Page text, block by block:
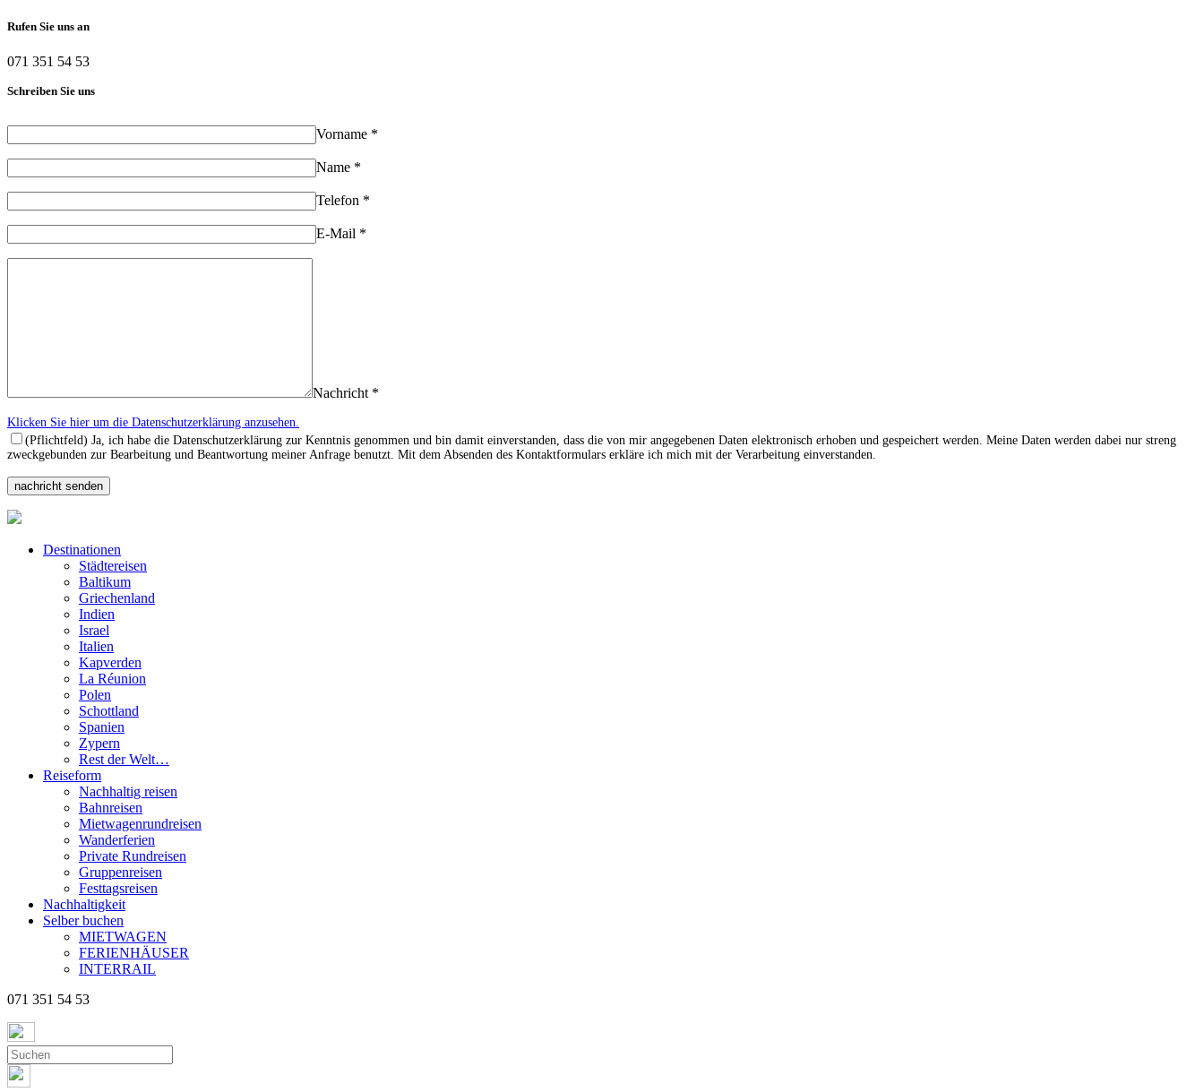
Rufen Sie uns an
071 351 54 53
Schreiben Sie uns
Vorname *
Name *
Telefon *
E-Mail *
Nachricht *
Klicken Sie hier um die Datenschutzerklärung anzusehen.
(Pflichtfeld) Ja, ich habe die Datenschutzerklärung zur Kenntnis genommen und bin damit einverstanden, dass die von mir angegebenen Daten elektronisch erhoben und gespeichert werden. Meine Daten werden dabei nur streng
zweckgebunden zur Bearbeitung und Beantwortung meiner Anfrage benutzt. Mit dem Absenden des Kontaktformulars erkläre ich mich mit der Verarbeitung einverstanden.
Destinationen
Städtereisen
Baltikum
Griechenland
Indien
Israel
Italien
Kapverden
La Réunion
Polen
Schottland
Spanien
Zypern
Rest der Welt…
Reiseform
Nachhaltig reisen
Bahnreisen
Mietwagenrundreisen
Wanderferien
Private Rundreisen
Gruppenreisen
Festtagsreisen
Nachhaltigkeit
Selber buchen
MIETWAGEN
FERIENHÄUSER
INTERRAIL
071 351 54 53